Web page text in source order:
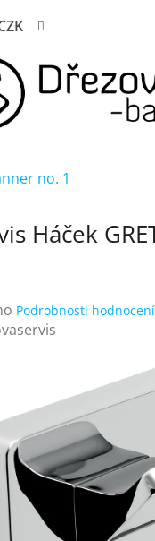
Háček
Podrobnosti hodnocení